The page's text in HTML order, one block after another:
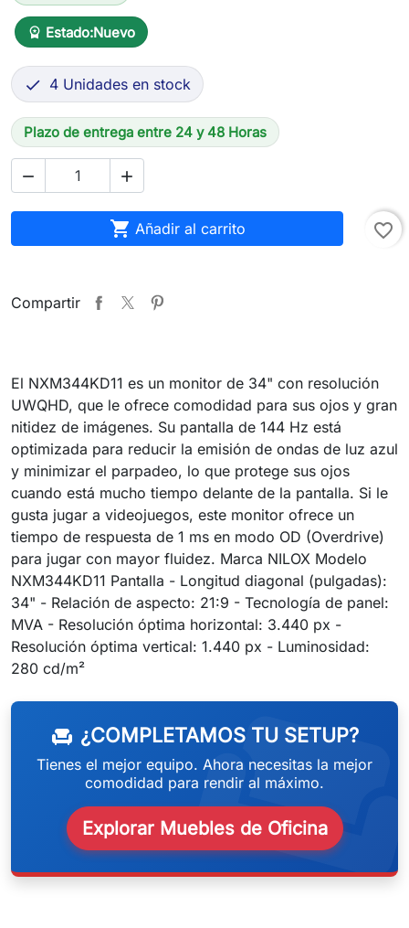
workspace_premium Estado:Nuevo
 4 Unidades en stock
Plazo de entrega entre 24 y 48 Horas
 
 Añadir al carrito favorite_border
Compartir
El NXM344KD11 es un monitor de 34" con resolución
UWQHD, que le ofrece comodidad para sus ojos y gran
nitidez de imágenes. Su pantalla de 144 Hz está
optimizada para reducir la emisión de ondas de luz azul
y minimizar el parpadeo, lo que protege sus ojos
cuando está mucho tiempo delante de la pantalla. Si le
gusta jugar a videojuegos, este monitor ofrece un
tiempo de respuesta de 1 ms en modo OD (Overdrive)
para jugar con mayor fluidez. Marca NILOX Modelo
NXM344KD11 Pantalla - Longitud diagonal (pulgadas):
34" - Relación de aspecto: 21:9 - Tecnología de panel:
MVA - Resolución óptima horizontal: 3.440 px -
Resolución óptima vertical: 1.440 px - Luminosidad:
280 cd/m²
chair ¿COMPLETAMOS TU SETUP?
Tienes el mejor equipo. Ahora necesitas la mejor
comodidad para rendir al máximo.
Explorar Muebles de Oficina